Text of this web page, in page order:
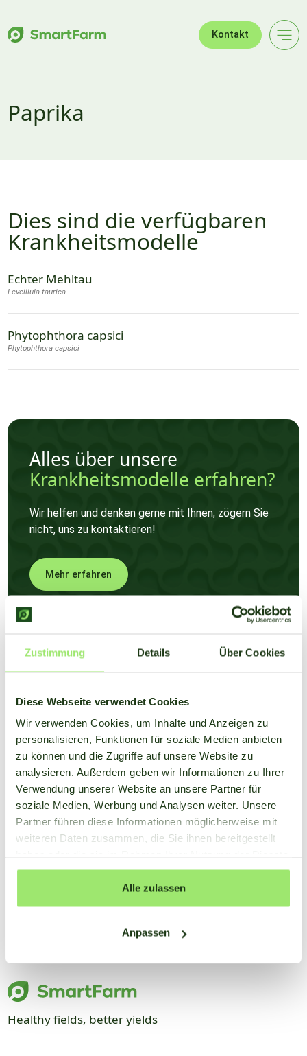
Zustimmung Details Über Cookies
Diese Webseite verwendet Cookies
Wir verwenden Cookies, um Inhalte und Anzeigen zu
personalisieren, Funktionen für soziale Medien anbieten
zu können und die Zugriffe auf unsere Website zu
analysieren. Außerdem geben wir Informationen zu Ihrer
Verwendung unserer Website an unsere Partner für
soziale Medien, Werbung und Analysen weiter. Unsere
Partner führen diese Informationen möglicherweise mit
weiteren Daten zusammen, die Sie ihnen bereitgestellt
gesammelt haben.
Alle zulassen
Anpassen
Kontakt
Paprika
Dies sind die verfügbaren
Krankheitsmodelle
Echter Mehltau
Leveillula taurica
Phytophthora capsici
Phytophthora capsici
Alles über unsere
Krankheitsmodelle erfahren?
Wir helfen und denken gerne mit Ihnen; zögern Sie
nicht, uns zu kontaktieren!
Mehr erfahren
Healthy fields, better yields